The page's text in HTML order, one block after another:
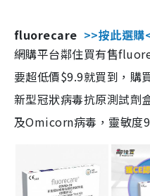
fluorecare >>按此選購
網購平台鄰住買有售
要超低價$9.9就買到，購
新型冠狀病毒抗原測試劑
及Omicorn病毒，靈敏度